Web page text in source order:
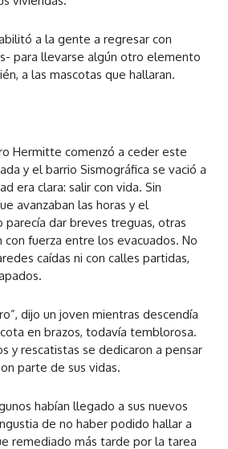
a la gente a regresar con
para llevarse algún otro elemento
a las mascotas que hallaran.
Hermitte comenzó a ceder este
y el barrio Sismográfica se vació a
era clara: salir con vida. Sin
avanzaban las horas y el
dar breves treguas, otras
con fuerza entre los evacuados. No
caídas ni con calles partidas,
dijo un joven mientras descendía
en brazos, todavía temblorosa.
y rescatistas se dedicaron a pensar
parte de sus vidas.
habían llegado a sus nuevos
de no haber podido hallar a
remediado más tarde por la tarea